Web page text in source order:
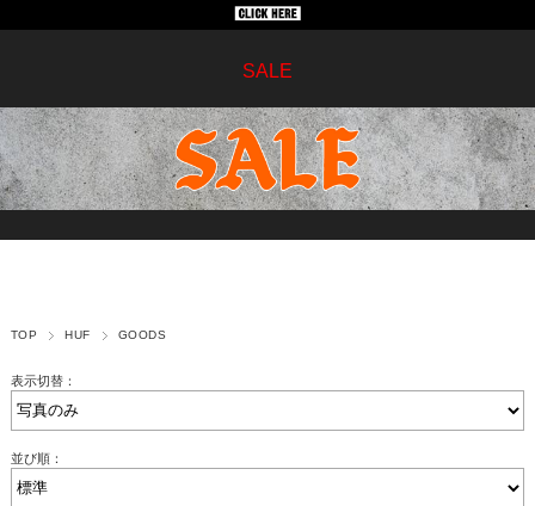
SALE
TOP HUF GOODS
表示切替：
並び順：